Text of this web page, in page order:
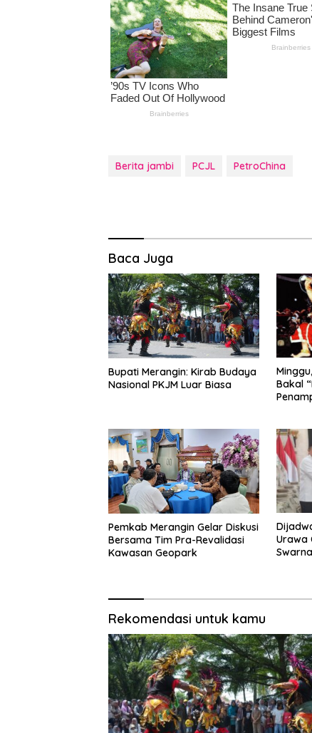
Berita jambi PCJL PetroChina
Baca Juga
Bupati Merangin: Kirab Budaya
Nasional PKJM Luar Biasa
Bakal
Pemkab Merangin Gelar Diskusi
Bersama Tim Pra-Revalidasi
Kawasan Geopark
Urawa
Rekomendasi untuk kamu